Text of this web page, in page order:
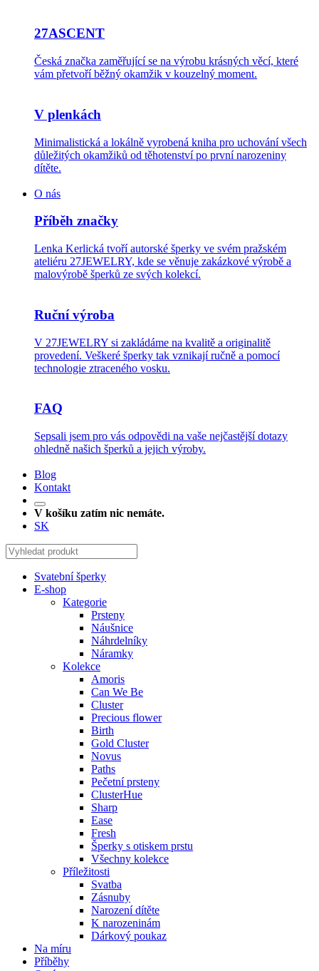
27ASCENT
Česká značka zaměřující se na výrobu krásných věcí, které
vám přetvoří běžný okamžik v kouzelný moment.
V plenkách
Minimalistická a lokálně vyrobená kniha pro uchování všech
důležitých okamžiků od těhotenství po první narozeniny
dítěte.
O nás
Příběh značky
Lenka Kerlická tvoří autorské šperky ve svém pražském
ateliéru 27JEWELRY, kde se věnuje zakázkové výrobě a
malovýrobě šperků ze svých kolekcí.
Ruční výroba
V 27JEWELRY si zakládáme na kvalitě a originalitě
provedení. Veškeré šperky tak vznikají ručně a pomocí
technologie ztraceného vosku.
FAQ
Sepsali jsem pro vás odpovědi na vaše nejčastější dotazy
ohledně našich šperků a jejich výroby.
Blog
Kontakt
V košíku zatím nic nemáte.
SK
Svatební šperky
E-shop
Kategorie
Prsteny
Náušnice
Náhrdelníky
Náramky
Kolekce
Amoris
Can We Be
Cluster
Precious flower
Birth
Gold Cluster
Novus
Paths
Pečetní prsteny
ClusterHue
Sharp
Ease
Fresh
Šperky s otiskem prstu
Všechny kolekce
Příležitosti
Svatba
Zásnuby
Narození dítěte
K narozeninám
Dárkový poukaz
Na míru
Příběhy